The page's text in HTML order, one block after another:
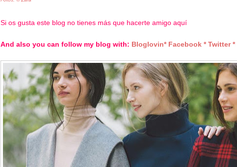
Si os gusta este blog no tienes más que hacerte amigo aquí
And also you can follow my blog with: Bloglovin* Facebook *Twitter*